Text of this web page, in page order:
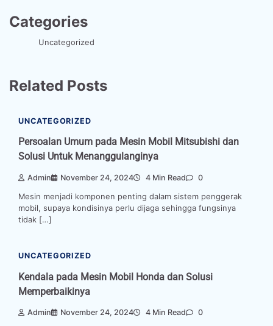
Categories
Uncategorized
Related Posts
UNCATEGORIZED
Persoalan Umum pada Mesin Mobil Mitsubishi dan
Solusi Untuk Menanggulanginya
Admin November 24, 2024 4 Min Read 0
Mesin menjadi komponen penting dalam sistem penggerak
mobil, supaya kondisinya perlu dijaga sehingga fungsinya
tidak […]
UNCATEGORIZED
Kendala pada Mesin Mobil Honda dan Solusi
Memperbaikinya
Admin November 24, 2024 4 Min Read 0